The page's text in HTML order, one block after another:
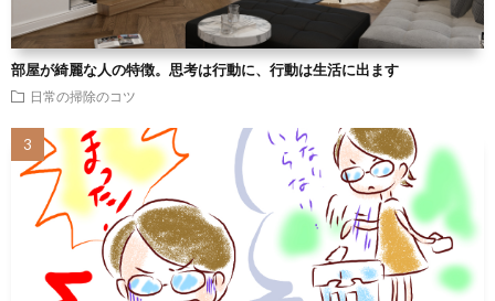
部屋が綺麗な人の特徴。思考は行動に、行動は生活に出ます
日常の掃除のコツ